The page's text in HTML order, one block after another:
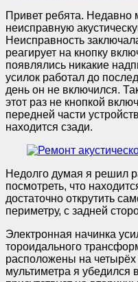
Привет ребята. Недавно
неисправную
Неисправность
реагирует на кнопку
появлялись никакие
усилок работал до
день он не включился.
этот раз не кнопкой
передней части
находится сзади.
Недолго думая я решил
посмотреть, что
достаточно открутить
периметру, с задней
Электронная начинка
тороидального
расположены на
мультиметра я убедился